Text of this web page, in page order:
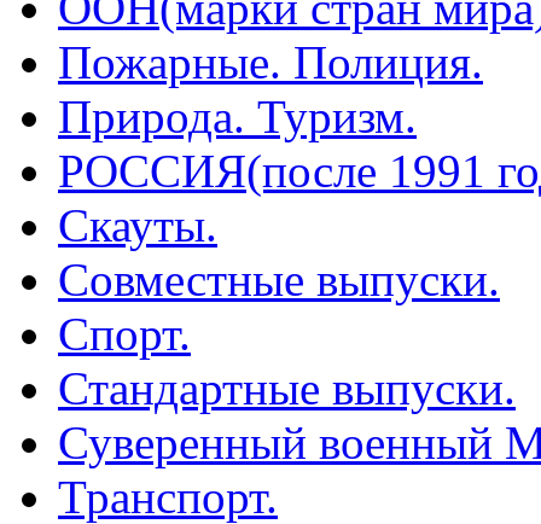
Пожарные. Полиция.
Природа. Туризм.
РОССИЯ(после 1991
Скауты.
Совместные выпуски.
Спорт.
Стандартные выпуски.
Суверенный военный
Транспорт.